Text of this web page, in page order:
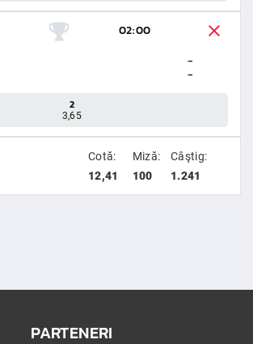
02:00
-
-
2
3,65
Cotă:
12,41
Miză:
100
Câştig:
1.241
PARTENERI